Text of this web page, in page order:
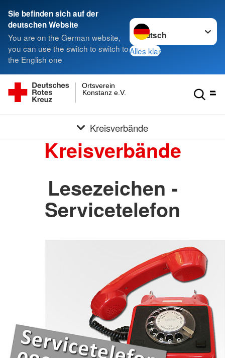
Sie befinden sich auf der
deutschen Website
You are on the German website,
you can use the switch to switch to
the English one
Sprache wechseln zu
Alles klar
Konstanz e.V.
Ortsverein
Kreisverbände
Kreisverbände
Lesezeichen -
Servicetelefon